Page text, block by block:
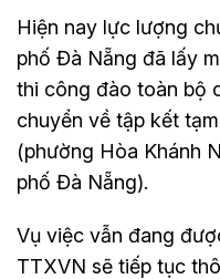
Hiện nay lực lượng
phố Đà Nẵng đã lấy
thi công đào toàn bộ
chuyển về tập kết
(phường Hòa Khánh
phố Đà Nẵng).
Vụ việc vẫn đang
TTXVN sẽ tiếp tục